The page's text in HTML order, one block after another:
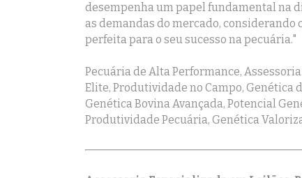
desempenha um papel fundamental na
as demandas do mercado,
perfeita para o seu sucesso na pecuária."
Pecuária de Alta Performance,
Elite, Produtividade no Campo, Genética
Genética Bovina Avançada, Potencial
Produtividade Pecuária, Genética